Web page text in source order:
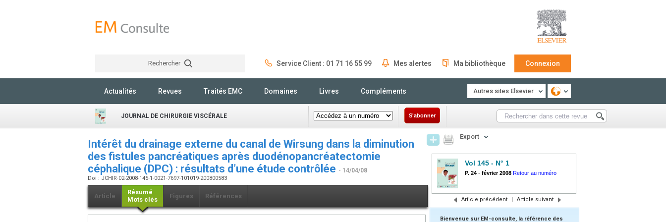
Rechercher Service Client : 01 71 16 55 99 Mes alertes Ma bibliothèque Connexion
Actualités Revues Traités EMC Domaines Livres Compléments Autres sites Elsevier
JOURNAL DE CHIRURGIE VISCÉRALE S'abonner
Intérêt du drainage externe du canal de Wirsung dans la diminution
des fistules pancréatiques après duodénopancréatectomie
céphalique (DPC) : résultats d’une étude contrôlée - 14/04/08
Doi : JCHIR-02-2008-145-1-0021-7697-101019-200800583
Article
Résumé
Mots clés
Figures Références
Export
Vol 145 - N° 1
P. 24 - février 2008 Retour au numéro
Article précédent | Article suivant
Bienvenue sur EM-consulte, la référence des